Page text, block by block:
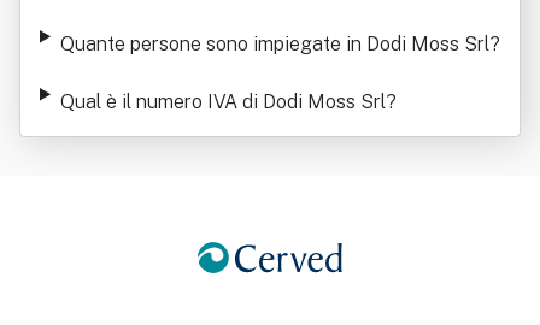
Quante persone sono impiegate in Dodi Moss Srl?
Qual è il numero IVA di Dodi Moss Srl?